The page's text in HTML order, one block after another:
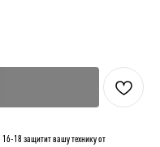
18 защитит вашу технику от